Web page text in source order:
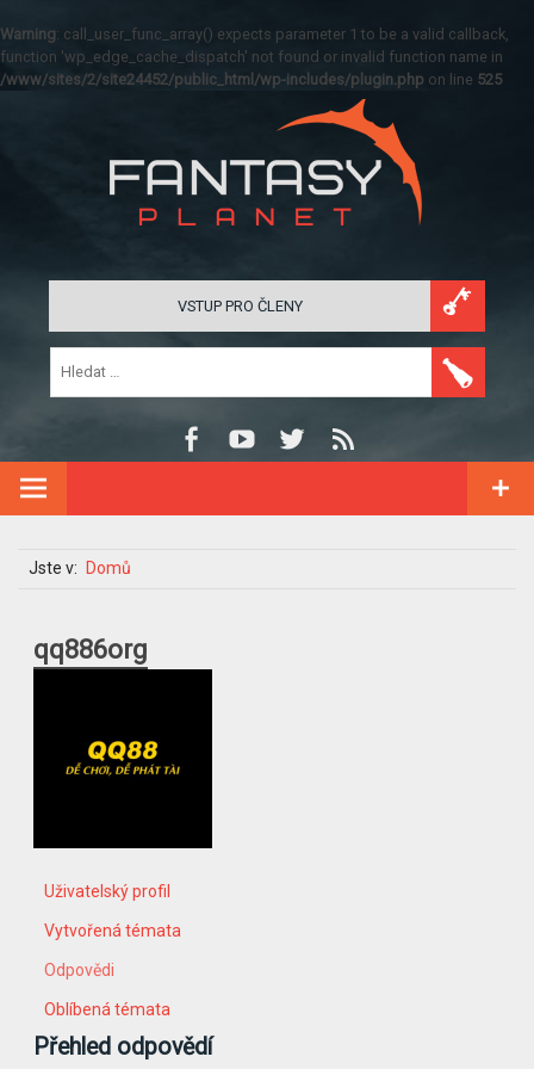
Warning: call_user_func_array() expects parameter 1 to be a valid callback,
function 'wp_edge_cache_dispatch' not found or invalid function name in
/www/sites/2/site24452/public_html/wp-includes/plugin.php on line 525
VSTUP PRO ČLENY
Jste v: Domů
qq886org
Uživatelský profil
Vytvořená témata
Odpovědi
Oblíbená témata
Přehled odpovědí